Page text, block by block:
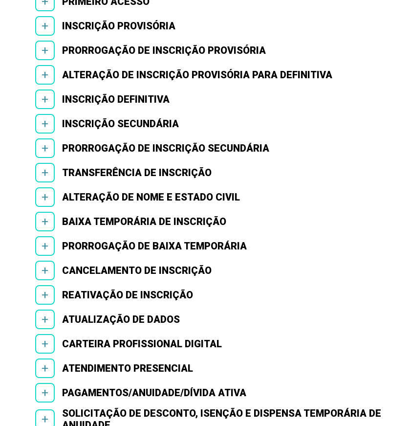
+ INSCRIÇÃO PROVISÓRIA
+ PRORROGAÇÃO DE INSCRIÇÃO PROVISÓRIA
+ ALTERAÇÃO DE INSCRIÇÃO PROVISÓRIA PARA DEFINITIVA
+ INSCRIÇÃO DEFINITIVA
+ INSCRIÇÃO SECUNDÁRIA
+ PRORROGAÇÃO DE INSCRIÇÃO SECUNDÁRIA
+ TRANSFERÊNCIA DE INSCRIÇÃO
+ ALTERAÇÃO DE NOME E ESTADO CIVIL
+ BAIXA TEMPORÁRIA DE INSCRIÇÃO
+ PRORROGAÇÃO DE BAIXA TEMPORÁRIA
+ CANCELAMENTO DE INSCRIÇÃO
+ REATIVAÇÃO DE INSCRIÇÃO
+ ATUALIZAÇÃO DE DADOS
+ CARTEIRA PROFISSIONAL DIGITAL
+ ATENDIMENTO PRESENCIAL
+ PAGAMENTOS/ANUIDADE/DÍVIDA ATIVA
+
SOLICITAÇÃO DE DESCONTO, ISENÇÃO E DISPENSA TEMPORÁRIA DE